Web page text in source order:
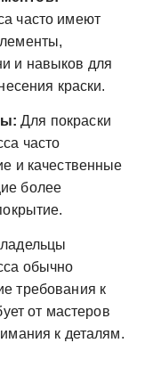
часто имеют
и навыков для
краски.
Для покраски
часто
и качественные
более
обычно
требования к
от мастеров
к деталям.